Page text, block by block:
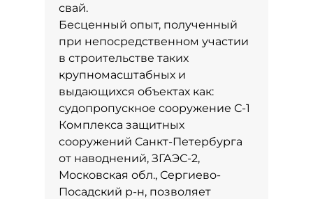
свай.
Бесценный опыт, полученный
при непосредственном участии
в строительстве таких
крупномасштабных и
выдающихся объектах как:
судопропускное сооружение С-1
Комплекса защитных
сооружений Санкт-Петербурга
от наводнений, ЗГАЭС-2,
Московская обл., Сергиево-
Посадский р-н, позволяет